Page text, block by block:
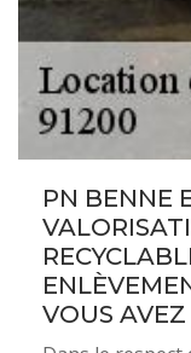
PN BENNE
VOUS